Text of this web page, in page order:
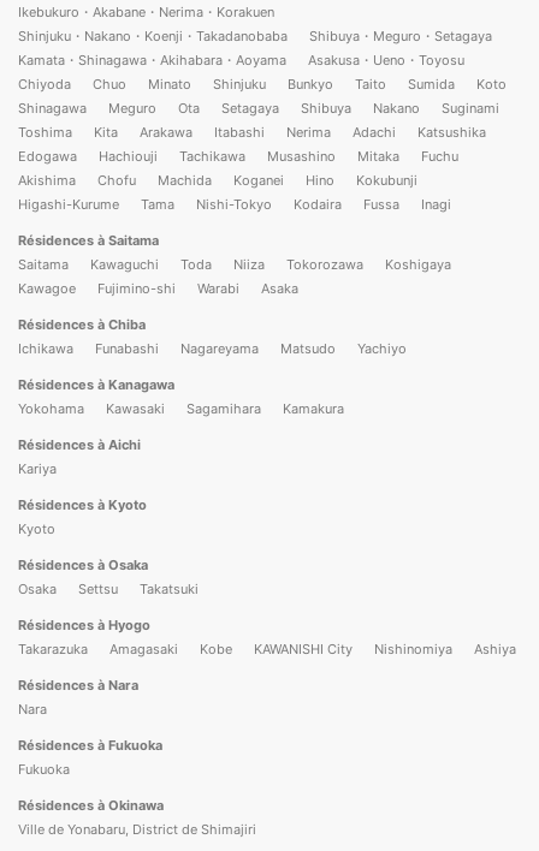
Ikebukuro・Akabane・Nerima・Korakuen
Shinjuku・Nakano・Koenji・Takadanobaba
Shibuya・Meguro・Setagaya
Kamata・Shinagawa・Akihabara・Aoyama
Asakusa・Ueno・Toyosu
Chiyoda
Chuo Minato Shinjuku Bunkyo Taito Sumida
Koto
Shinagawa
Meguro Ota Setagaya Shibuya Nakano
Suginami
Toshima
Kita Arakawa Itabashi Nerima Adachi
Katsushika
Edogawa
Hachiouji Tachikawa Musashino Mitaka
Fuchu
Akishima
Chofu Machida Koganei Hino
Kokubunji
Higashi-Kurume
Tama Nishi-Tokyo Kodaira Fussa Inagi
Résidences à Saitama
Saitama
Kawaguchi Toda Niiza Tokorozawa
Koshigaya
Kawagoe
Fujimino-shi Warabi Asaka
Résidences à Chiba
Ichikawa
Funabashi Nagareyama Matsudo Yachiyo
Résidences à Kanagawa
Yokohama
Kawasaki Sagamihara Kamakura
Résidences à Aichi
Kariya
Résidences à Kyoto
Kyoto
Résidences à Osaka
Osaka
Settsu Takatsuki
Résidences à Hyogo
Takarazuka
Amagasaki Kobe KAWANISHI City Nishinomiya Ashiya
Résidences à Nara
Nara
Résidences à Fukuoka
Fukuoka
Résidences à Okinawa
Ville de Yonabaru, District de Shimajiri